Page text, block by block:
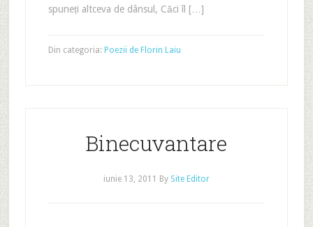
spuneți altceva de dânsul, Căci îl […]
Din categoria: Poezii de Florin Laiu
Binecuvantare
iunie 13, 2011 By Site Editor